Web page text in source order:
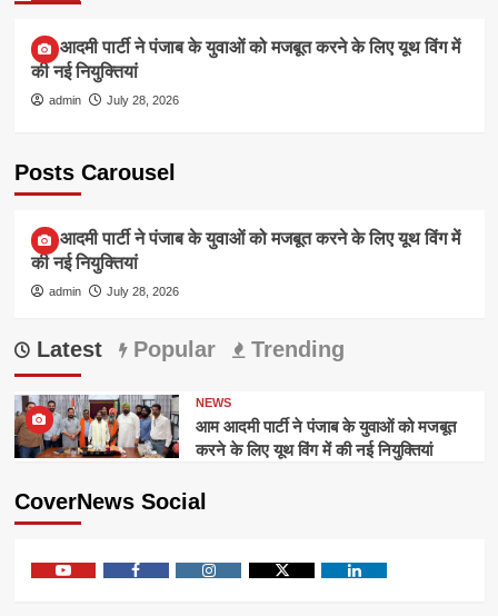
आम आदमी पार्टी ने पंजाब के युवाओं को मजबूत करने के लिए यूथ विंग में
की नई नियुक्तियां
admin July 28, 2026
Posts Carousel
NEWS
आम आदमी पार्टी ने पंजाब के युवाओं को मजबूत करने के लिए यूथ विंग में
की नई नियुक्तियां
admin July 28, 2026
Latest Popular Trending
NEWS
आम आदमी पार्टी ने पंजाब के युवाओं को मजबूत
करने के लिए यूथ विंग में की नई नियुक्तियां
CoverNews Social